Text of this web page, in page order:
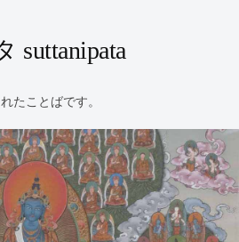
suttanipata